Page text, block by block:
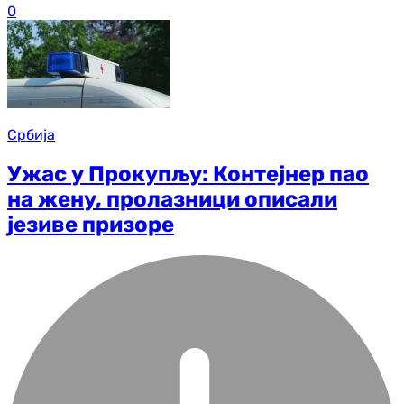
0
Србија
Ужас у Прокупљу: Контејнер пао
на жену, пролазници описали
језиве призоре